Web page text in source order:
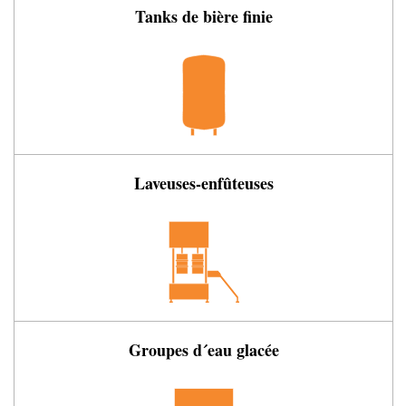
Tanks de bière finie
Laveuses-enfûteuses
Groupes d´eau glacée